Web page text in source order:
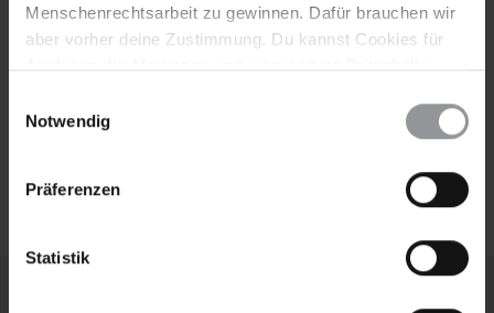
Menschenrechtsarbeit zu gewinnen. Dafür brauchen wir
aber vorher deine Zustimmung. Du kannst Cookies für
Analysen, für Marketing und eingebettete Drittinhalte
wieder ändern. Diesen Banner kannst Du über den Link
Notwendig
Präferenzen
Statistik
E-
Mail
Ich habe die